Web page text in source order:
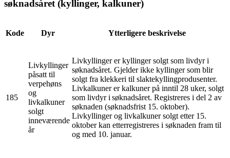
søknadsåret (kyllinger, kalkuner)
Kode Dyr Ytterligere beskrivelse
185
Livkyllinger
påsatt til
verpehøns
og
livkalkuner
solgt
inneværende
år
Livkyllinger er kyllinger solgt som livdyr i
søknadsåret. Gjelder ikke kyllinger som blir
solgt fra klekkeri til slaktekyllingprodusenter.
Livkalkuner er kalkuner på inntil 28 uker, solgt
som livdyr i søknadsåret. Registreres i del 2 av
søknaden (søknadsfrist 15. oktober).
Livkyllinger og livkalkuner solgt etter 15.
oktober kan etterregistreres i søknaden fram til
og med 10. januar.